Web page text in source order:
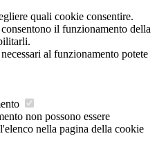
quali cookie consentire.
il funzionamento della
al funzionamento potete
non possono essere
nella pagina della cookie